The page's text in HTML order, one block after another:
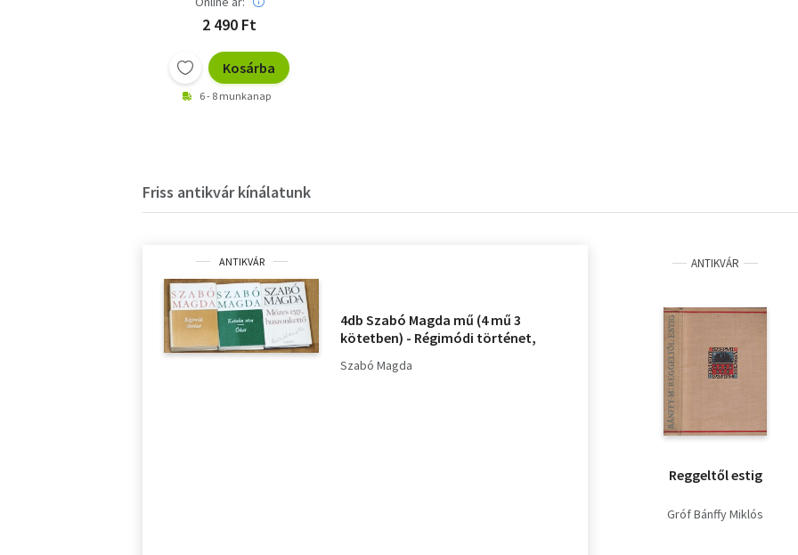
2 490 Ft
Kosárba
6 - 8 munkanap
Friss antikvár kínálatunk
ANTIKVÁR
4db Szabó Magda mű (4 mű 3
kötetben) - Régimódi történet,
huszonkettő
Szabó Magda
ANTIKVÁR
Reggeltől estig
Gróf Bánffy Miklós